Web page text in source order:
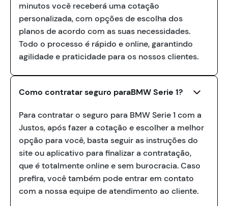
minutos você receberá uma cotação
personalizada, com opções de escolha dos
planos de acordo com as suas necessidades.
Todo o processo é rápido e online, garantindo
agilidade e praticidade para os nossos clientes.
Como contratar seguro paraBMW Serie 1?
Para contratar o seguro para BMW Serie 1 com a
Justos, após fazer a cotação e escolher a melhor
opção para você, basta seguir as instruções do
site ou aplicativo para finalizar a contratação,
que é totalmente online e sem burocracia. Caso
prefira, você também pode entrar em contato
com a nossa equipe de atendimento ao cliente.